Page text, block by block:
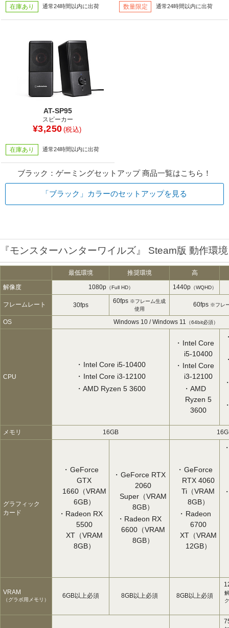
在庫あり 通常24時間以内に出荷 数量限定 通常24時間以内に出荷
AT-SP95
スピーカー
¥3,250 (税込)
在庫あり 通常24時間以内に出荷
ブラック：ゲーミングセットアップ 商品一覧はこちら！
「ブラック」カラーのセットアップを見る
『モンスターハンターワイルズ』 Steam版 動作環境
最低環境 推奨環境
高
解像度
1080p（Full HD） 1440p（WQHD）
フレームレート 30fps
60fps ※フレーム生成
使用
60fps ※フレ
OS Windows 10 / Windows 11 （64bit必須）
CPU
Intel Core i5-10400
Intel Core i3-12100
AMD Ryzen 5 3600
Intel Core
i5-10400
Intel Core
i3-12100
AMD
Ryzen 5
3600
メモリ 16GB
グラフィック
カード
GeForce
GTX
1660（VRAM
6GB）
Radeon RX
5500
XT（VRAM
8GB）
GeForce RTX
2060
Super（VRAM
8GB）
Radeon RX
6600（VRAM
8GB）
GeForce
RTX 4060
Ti（VRAM
8GB）
Radeon
6700
XT（VRAM
12GB）
VRAM
（グラボ用メモリ）
6GB以上必須 8GB以上必須 8GB以上必須